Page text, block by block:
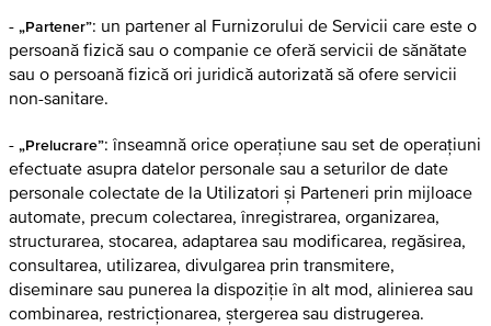
- „Partener”: un partener al Furnizorului de Servicii care este o
persoană fizică sau o companie ce oferă servicii de sănătate
sau o persoană fizică ori juridică autorizată să ofere servicii
non-sanitare.
- „Prelucrare”: înseamnă orice operațiune sau set de operațiuni
efectuate asupra datelor personale sau a seturilor de date
personale colectate de la Utilizatori și Parteneri prin mijloace
automate, precum colectarea, înregistrarea, organizarea,
structurarea, stocarea, adaptarea sau modificarea, regăsirea,
consultarea, utilizarea, divulgarea prin transmitere,
diseminare sau punerea la dispoziție în alt mod, alinierea sau
combinarea, restricționarea, ștergerea sau distrugerea.